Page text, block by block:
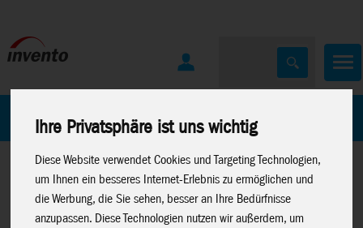
Ihre Privatsphäre ist uns wichtig
Diese Website verwendet Cookies und Targeting Technologien,
um Ihnen ein besseres Internet-Erlebnis zu ermöglichen und
die Werbung, die Sie sehen, besser an Ihre Bedürfnisse
anzupassen. Diese Technologien nutzen wir außerdem, um
Home Marken